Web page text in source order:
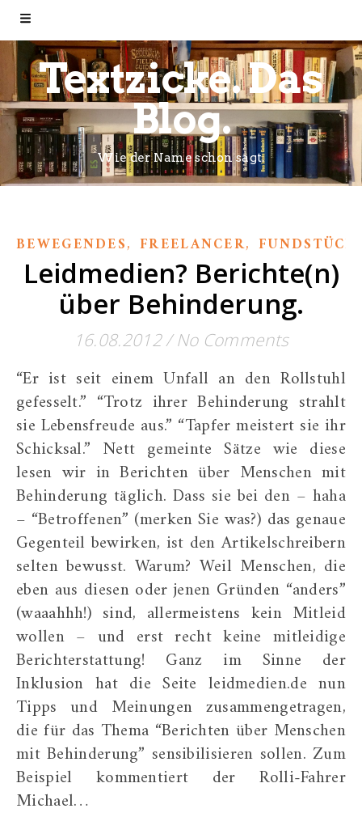
Textzicke. Das
Blog.
Wie der Name schon sagt.
BEWEGENDES, FREELANCER,
Leidmedien? Berichte(n)
über Behinderung.
16.08.2012/ No Comments
“Er ist seit einem Unfall an den Rollstuhl
gefesselt.” “Trotz ihrer Behinderung strahlt
sie Lebensfreude aus.” “Tapfer meistert sie ihr
Schicksal.” Nett gemeinte Sätze wie diese
lesen wir in Berichten über Menschen mit
Behinderung täglich. Dass sie bei den – haha
– “Betroffenen” (merken Sie was?) das genaue
Gegenteil bewirken, ist den Artikelschreibern
selten bewusst. Warum? Weil Menschen, die
eben aus diesen oder jenen Gründen “anders”
(waaahhh!) sind, allermeistens kein Mitleid
wollen – und erst recht keine mitleidige
Berichterstattung! Ganz im Sinne der
Inklusion hat die Seite leidmedien.de nun
Tipps und Meinungen zusammengetragen,
die für das Thema “Berichten über Menschen
mit Behinderung” sensibilisieren sollen. Zum
Beispiel kommentiert der Rolli-Fahrer
Michael…